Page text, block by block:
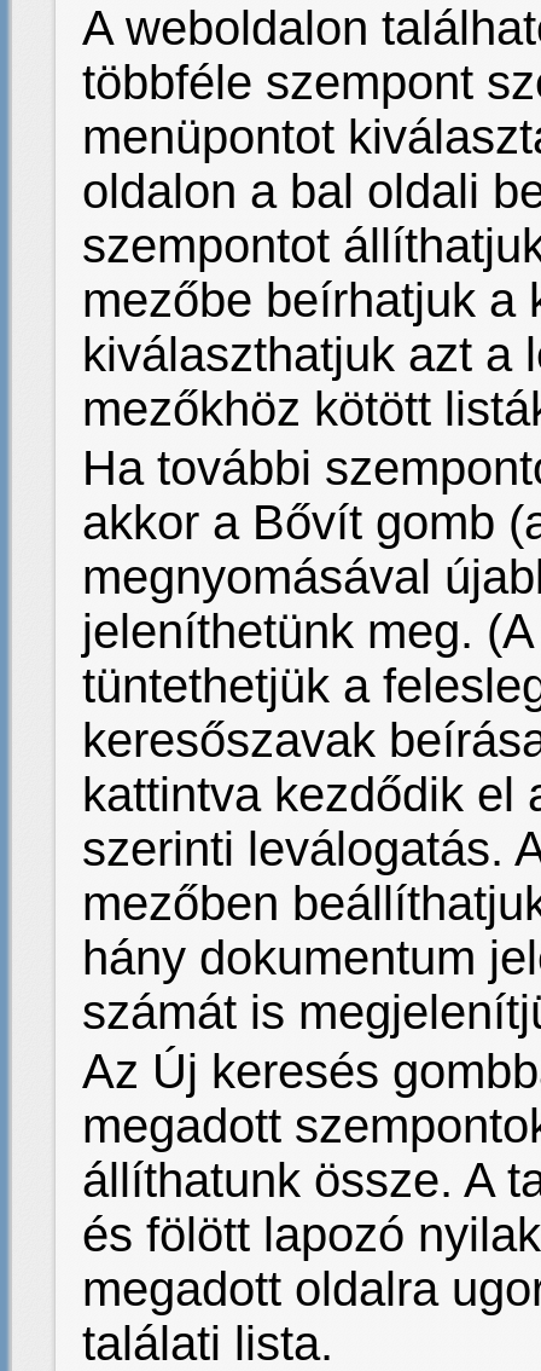
A weboldalon
többféle szempont
menüpontot
oldalon a bal oldali
szempontot
mezőbe beírhatjuk a
kiválaszthatjuk azt a
mezőkhöz kötött
Ha további
akkor a Bővít gomb
megnyomásával
jeleníthetünk meg.
tüntethetjük a
keresőszavak
kattintva kezdődik el
szerinti leválogatás.
mezőben
hány dokumentum
számát is
Az Új keresés
megadott
állíthatunk össze. A
és fölött lapozó
megadott oldalra
találati lista.